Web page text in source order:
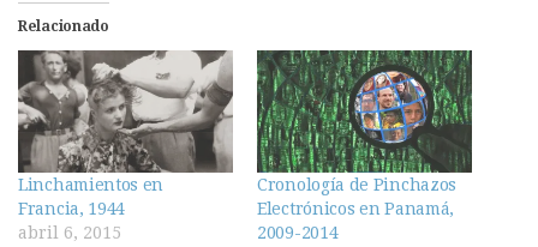
Relacionado
Linchamientos en
Francia, 1944
abril 6, 2015
Cronología de Pinchazos
Electrónicos en Panamá,
2009-2014